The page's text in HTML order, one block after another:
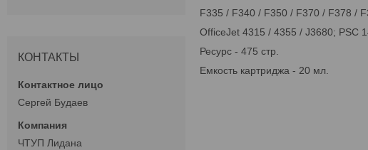
F335 / F340 / F350 / F370 / F378 /
OfficeJet 4315 / 4355 / J3680; PSC
Ресурс - 475 стр.
Емкость картриджа - 20 мл.
КОНТАКТЫ
Сергей Будаев
ЧТУП Лидана